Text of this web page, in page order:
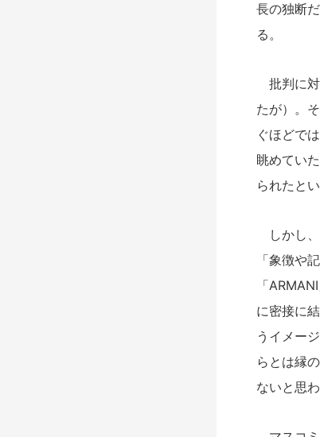
長の独断
る。
批判に対
たが）。
ぐほどで
眺めてい
られたと
しかし、
「象徴や
「
に密接に
うイメー
らとは縁
ないと思